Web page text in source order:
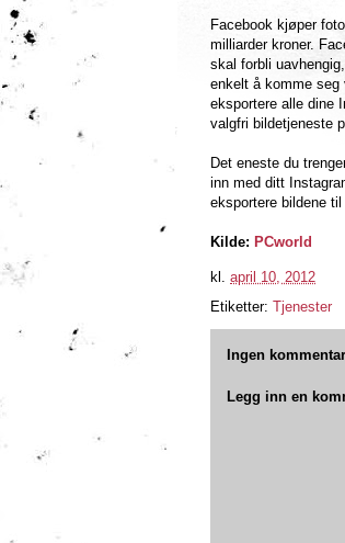
Facebook kjøper
milliarder kroner.
skal forbli
enkelt å komme seg
eksportere alle dine
valgfri bildetjeneste
Det eneste du
inn med ditt
eksportere bildene
Kilde: PCworld
kl. april 10, 2012
Etiketter: Tjenester
Ingen
Legg inn en